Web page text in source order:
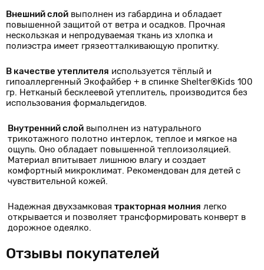
Внешний слой выполнен из габардина и обладает
повышенной защитой от ветра и осадков. Прочная
нескользкая и непродуваемая ткань из хлопка и
полиэстра имеет грязеотталкивающую пропитку.
В качестве утеплителя используется тёплый и
гипоаллергенный Экофайбер + в спинке Shelter®Kids 100
гр. Нетканый бесклеевой утеплитель, производится без
использования формальдегидов.
Внутренний слой выполнен из натурального
трикотажного полотно интерлок, теплое и мягкое на
ощупь. Оно обладает повышенной теплоизоляцией.
Материал впитывает лишнюю влагу и создает
комфортный микроклимат. Рекомендован для детей с
чувствительной кожей.
Надежная двухзамковая тракторная молния легко
открывается и позволяет трансформировать конверт в
дорожное одеялко.
Отзывы покупателей